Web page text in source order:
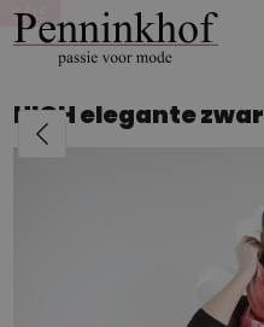
HIGH elegante
SALE